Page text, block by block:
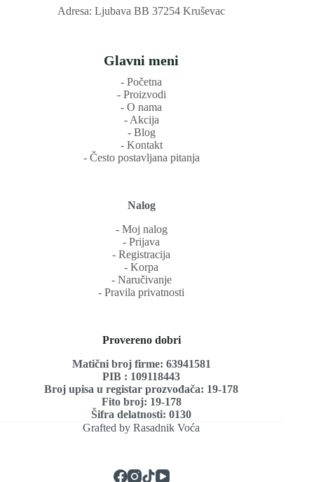
Adresa: Ljubava BB 37254 Kruševac
Glavni meni
‐ Početna
‐ Proizvodi
‐ O nama
‐ Akcija
‐ Blog
‐ Kontakt
‐ Često postavljana pitanja
Nalog
‐ Moj nalog
‐ Prijava
‐ Registracija
‐ Korpa
‐ Naručivanje
‐ Pravila privatnosti
Provereno dobri
Matični broj firme: 63941581
PIB : 109118443
Broj upisa u registar prozvođača: 19-178
Fito broj: 19-178
Šifra delatnosti: 0130
Grafted by Rasadnik Voća